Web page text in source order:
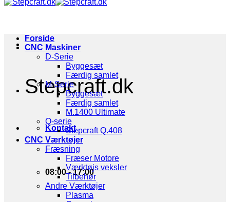
Stepcraft.dk
Kontakt
08:00 - 17:00
Forside
CNC Maskiner
D-Serie
Byggesæt
Færdig samlet
M-Serie
Byggesæt
Færdig samlet
M.1400 Ultimate
Q-serie
Stepcraft Q.408
CNC Værktøjer
Fræsning
Fræser Motore
Værktøjs veksler
Tilbehør
Andre Værktøjer
Plasma